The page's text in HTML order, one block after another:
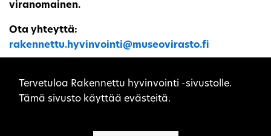
viranomainen.
Ota yhteyttä:
rakennettu.hyvinvointi@museovirasto.fi
Saavutettavuusseloste
Sivuston evästeet
Tervetuloa Rakennettu hyvinvointi -sivustolle.
Tämä sivusto käyttää evästeitä.